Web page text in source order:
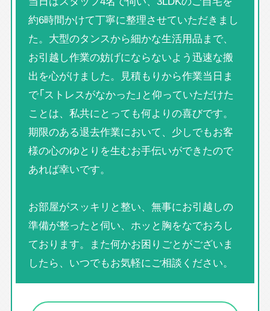
約6時間かけて丁寧に整理させていただきまし
た。大型のタンスから細かな生活用品まで、
お引越し作業の妨げにならないよう迅速な搬
出を心がけました。見積もりから作業当日ま
で「ストレスがなかった」と仰っていただけた
ことは、私共にとっても何よりの喜びです。
期限のある退去作業において、少しでもお客
様の心のゆとりを生むお手伝いができたので
あれば幸いです。
お部屋がスッキリと整い、無事にお引越しの
準備が整ったと伺い、ホッと胸をなでおろし
ております。また何かお困りごとがございま
したら、いつでもお気軽にご相談ください。